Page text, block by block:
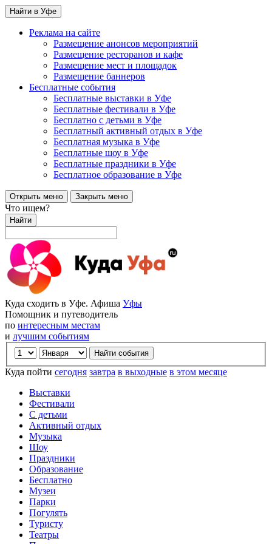
Найти в Уфе
Реклама на сайте
Размещение анонсов мероприятий
Размещение ресторанов и кафе
Размещение мест и площадок
Размещение баннеров
Бесплатные события
Бесплатные выставки в Уфе
Бесплатные фестивали в Уфе
Бесплатно с детьми в Уфе
Бесплатный активный отдых в Уфе
Бесплатная музыка в Уфе
Бесплатные шоу в Уфе
Бесплатные праздники в Уфе
Бесплатное образование в Уфе
Открыть меню Закрыть меню
Что ищем?
Найти
Куда сходить в Уфе. Афиша Уфы
Помощник и путеводитель
по интересным местам
и лучшим событиям
Куда пойти сегодня завтра в выходные в этом месяце
Выставки
Фестивали
С детьми
Активный отдых
Музыка
Шоу
Праздники
Образование
Бесплатно
Музеи
Парки
Погулять
Туристу
Театры